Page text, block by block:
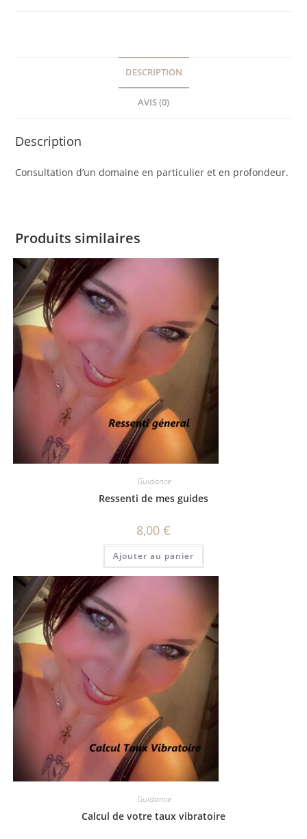
DESCRIPTION
AVIS (0)
Description
Consultation d’un domaine en particulier et en profondeur.
Produits similaires
Guidance
Ressenti de mes guides
8,00 €
Ajouter au panier
Guidance
Calcul de votre taux vibratoire